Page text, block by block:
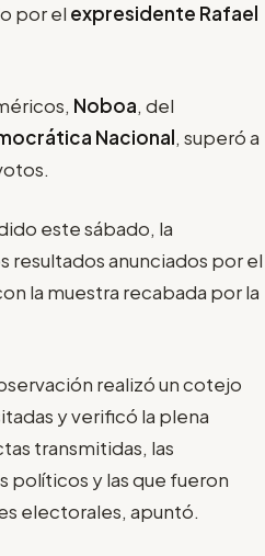
por el expresidente Rafael
Noboa, del
Nacional, superó a
este sábado, la
resultados anunciados por el
la muestra recabada por la
realizó un cotejo
y verificó la plena
transmitidas, las
políticos y las que fueron
electorales, apuntó.